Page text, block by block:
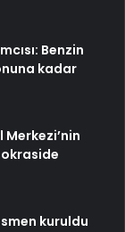
Benzin
kadar
Merkezi’nin
kuruldu